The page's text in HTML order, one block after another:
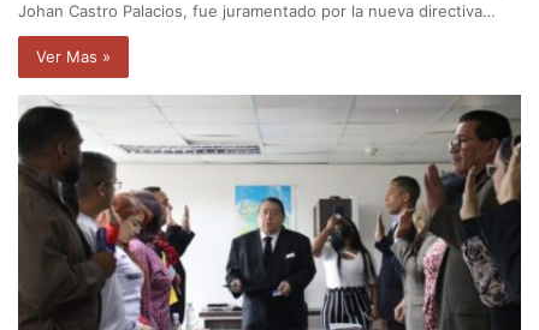
Johan Castro Palacios, fue juramentado por la nueva directiva…
Ver Mas »